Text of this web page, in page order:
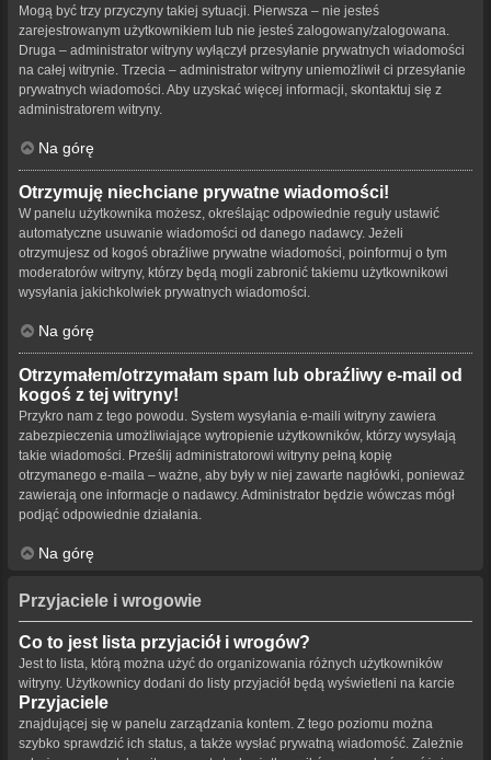
Mogą być trzy przyczyny takiej sytuacji. Pierwsza – nie jesteś
zarejestrowanym użytkownikiem lub nie jesteś zalogowany/zalogowana.
Druga – administrator witryny wyłączył przesyłanie prywatnych wiadomości
na całej witrynie. Trzecia – administrator witryny uniemożliwił ci przesyłanie
prywatnych wiadomości. Aby uzyskać więcej informacji, skontaktuj się z
administratorem witryny.
Na górę
Otrzymuję niechciane prywatne wiadomości!
W panelu użytkownika możesz, określając odpowiednie reguły ustawić
automatyczne usuwanie wiadomości od danego nadawcy. Jeżeli
otrzymujesz od kogoś obraźliwe prywatne wiadomości, poinformuj o tym
moderatorów witryny, którzy będą mogli zabronić takiemu użytkownikowi
wysyłania jakichkolwiek prywatnych wiadomości.
Na górę
Otrzymałem/otrzymałam spam lub obraźliwy e-mail od
kogoś z tej witryny!
Przykro nam z tego powodu. System wysyłania e-maili witryny zawiera
zabezpieczenia umożliwiające wytropienie użytkowników, którzy wysyłają
takie wiadomości. Prześlij administratorowi witryny pełną kopię
otrzymanego e-maila – ważne, aby były w niej zawarte nagłówki, ponieważ
zawierają one informacje o nadawcy. Administrator będzie wówczas mógł
podjąć odpowiednie działania.
Na górę
Przyjaciele i wrogowie
Co to jest lista przyjaciół i wrogów?
Jest to lista, którą można użyć do organizowania różnych użytkowników
witryny. Użytkownicy dodani do listy przyjaciół będą wyświetleni na karcie
Przyjaciele
znajdującej się w panelu zarządzania kontem. Z tego poziomu można
szybko sprawdzić ich status, a także wysłać prywatną wiadomość. Zależnie